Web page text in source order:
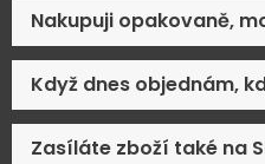
Nakupuji opakovaně,
Když dnes objednám,
Zasíláte zboží také na